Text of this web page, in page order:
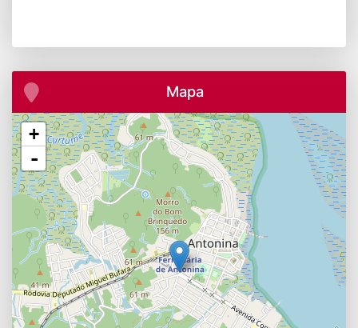
Mapa
+
-